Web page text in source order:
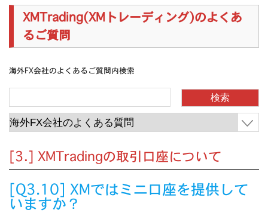
XMTrading(XMトレーディング)のよくあ
るご質問
海外FX会社のよくあるご質問内検索
[3.] XMTradingの取引口座について
[Q3.10] XMではミニ口座を提供して
いますか？